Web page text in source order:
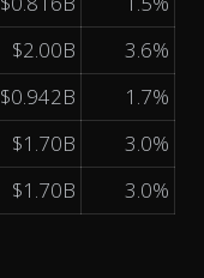
$2.00B
3.6%
$0.942B
1.7%
$1.70B
3.0%
$1.70B 3.0%